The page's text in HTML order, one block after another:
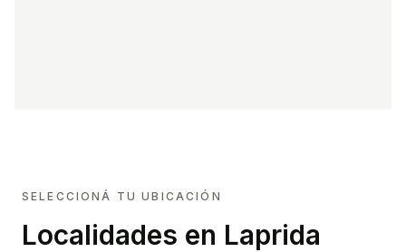
SELECCIONÁ TU UBICACIÓN
Localidades en Laprida